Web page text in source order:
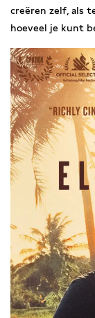
creëren zelf, als
hoeveel je kunt